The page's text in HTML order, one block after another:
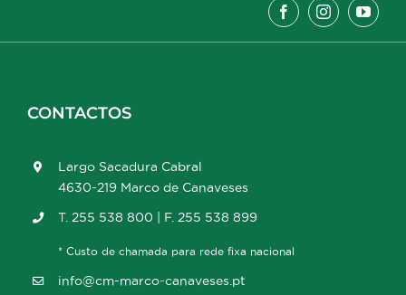
CONTACTOS
Largo Sacadura Cabral
4630-219 Marco de Canaveses
T. 255 538 800 | F. 255 538 899
* Custo de chamada para rede fixa nacional
info@cm-marco-canaveses.pt